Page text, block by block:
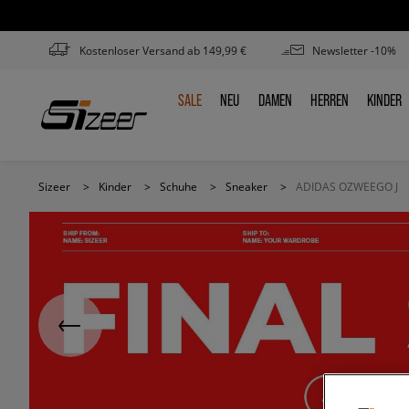
Kostenloser Versand ab 149,99 € Newsletter -10%
SALE
SALE NEU
NEU DAMEN
DAMEN HERREN
HERREN KINDER
KINDER
Sizeer > Kinder > Schuhe > Sneaker > ADIDAS OZWEEGO J